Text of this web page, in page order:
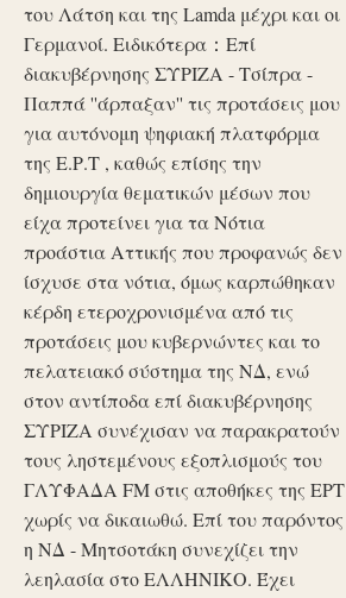
του Λάτση και της Lamda μέχρι και οι
Γερμανοί. Ειδικότερα：Επί
διακυβέρνησης ΣΥΡΙΖΑ - Τσίπρα -
Παππά ''άρπαξαν'' τις προτάσεις μου
για αυτόνομη ψηφιακή πλατφόρμα
της Ε.Ρ.Τ , καθώς επίσης την
δημιουργία θεματικών μέσων που
είχα προτείνει για τα Νότια
προάστια Αττικής που προφανώς δεν
ίσχυσε στα νότια, όμως καρπώθηκαν
κέρδη ετεροχρονισμένα από τις
προτάσεις μου κυβερνώντες και το
πελατειακό σύστημα της ΝΔ, ενώ
στον αντίποδα επί διακυβέρνησης
ΣΥΡΙΖΑ συνέχισαν να παρακρατούν
τους ληστεμένους εξοπλισμούς του
ΓΛΥΦΑΔΑ FM στις αποθήκες της ΕΡΤ
χωρίς να δικαιωθώ. Επί του παρόντος
η ΝΔ - Μητσοτάκη συνεχίζει την
λεηλασία στο ΕΛΛΗΝΙΚΟ. Έχει